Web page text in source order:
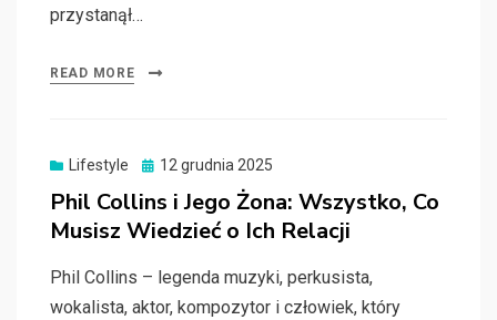
przystanął…
READ MORE
Lifestyle
Posted
12 grudnia 2025
Phil Collins i Jego Żona: Wszystko, Co
Musisz Wiedzieć o Ich Relacji
Phil Collins – legenda muzyki, perkusista,
wokalista, aktor, kompozytor i człowiek, który